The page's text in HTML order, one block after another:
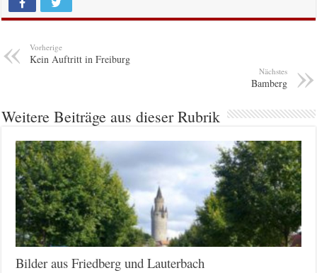
Vorherige
Kein Auftritt in Freiburg
Nächstes
Bamberg
Weitere Beiträge aus dieser Rubrik
Bilder aus Friedberg und Lauterbach